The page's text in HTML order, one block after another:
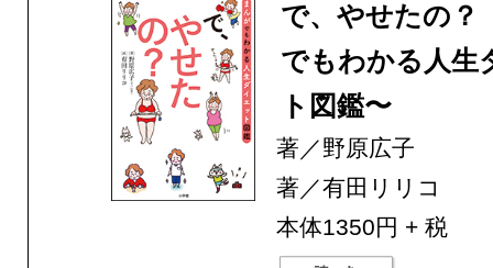
で、やせたの
でもわかる人生
ト図鑑〜
著／野原広子
著／有田リリコ
本体1350円 + 税